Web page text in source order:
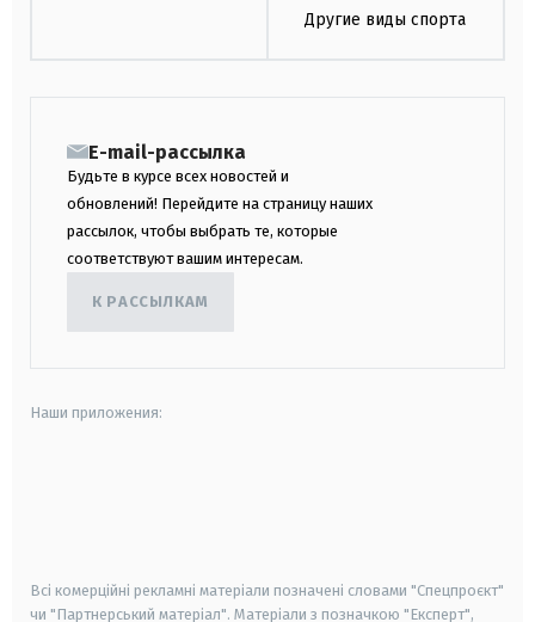
Другие виды спорта
E-mail-рассылка
Будьте в курсе всех новостей и
обновлений! Перейдите на страницу наших
рассылок, чтобы выбрать те, которые
соответствуют вашим интересам.
К РАССЫЛКАМ
Наши приложения:
Всі комерційні рекламні матеріали позначені словами "Спецпроєкт"
чи "Партнерський матеріал". Матеріали з позначкою "Експерт",